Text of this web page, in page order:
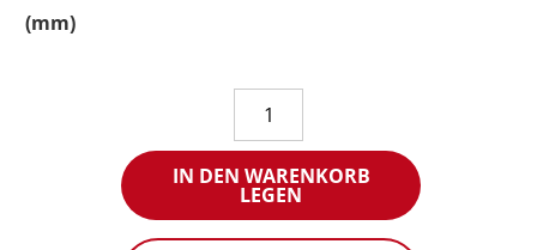
(mm)
Monoblockpodest
EPSA
230
Menge
IN DEN WARENKORB
LEGEN